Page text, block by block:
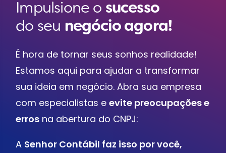
Impulsione o sucesso
do seu negócio agora!
É hora de tornar seus sonhos realidade!
Estamos aqui para ajudar a transformar
sua ideia em negócio. Abra sua empresa
com especialistas eevite preocupações e
erros na abertura do CNPJ:
A Senhor Contábil faz isso por você,